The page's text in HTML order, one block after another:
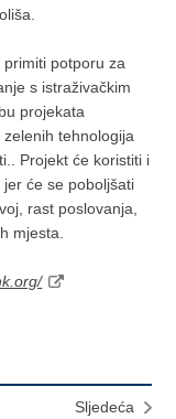
potporu za
s istraživačkim
projekata
tehnologija
Projekt će koristiti i
će se poboljšati
rast poslovanja,
mjesta.
Sljedeća